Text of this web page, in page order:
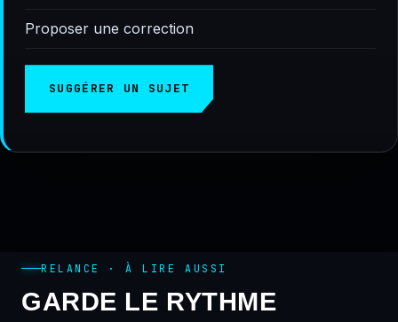
Proposer une correction
SUGGÉRER UN SUJET
RELANCE · À LIRE AUSSI
GARDE LE RYTHME